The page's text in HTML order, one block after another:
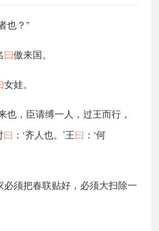
也？”
曰傲来国。
女娃。
也，臣请缚一人，过王而行，
曰 ：‘齐人也。’王曰 ：‘何
须把春联贴好，必须大扫除一